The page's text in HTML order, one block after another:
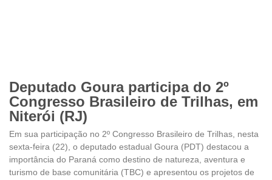
Deputado Goura participa do 2º
Congresso Brasileiro de Trilhas, em
Niterói (RJ)
Em sua participação no 2º Congresso Brasileiro de Trilhas, nesta
sexta-feira (22), o deputado estadual Goura (PDT) destacou a
importância do Paraná como destino de natureza, aventura e
turismo de base comunitária (TBC) e apresentou os projetos de